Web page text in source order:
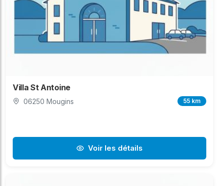
Villa St Antoine
06250 Mougins 55 km
Voir les détails